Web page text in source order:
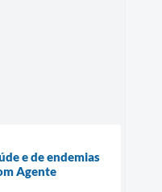
e de endemias
Agente